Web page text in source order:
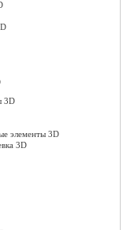
3D
элементы 3D
3D